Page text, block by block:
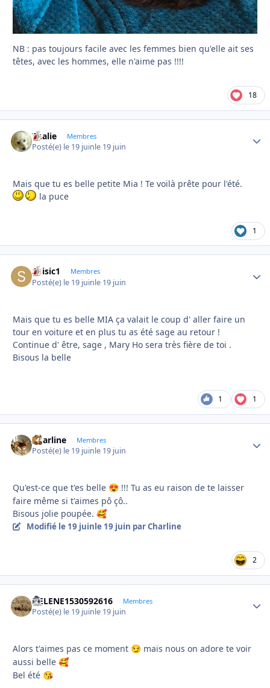
NB : pas toujours facile avec les femmes bien qu'elle ait ses
têtes, avec les hommes, elle n'aime pas !!!!
18
Thalie Membres
Posté(e) le 19 juinle 19 juin
Mais que tu es belle petite Mia ! Te voilà prête pour l'été.
la puce
1
Soisic1 Membres
Posté(e) le 19 juinle 19 juin
Mais que tu es belle MIA ça valait le coup d' aller faire un
tour en voiture et en plus tu as été sage au retour !
Continue d' être, sage , Mary Ho sera très fière de toi .
Bisous la belle
1 1
Charline Membres
Posté(e) le 19 juinle 19 juin
Qu'est-ce que t'es belle 😍 !!! Tu as eu raison de te laisser
faire même si t'aimes pô çô..
Bisous jolie poupée. 🥰
Modifié le 19 juin le 19 juin par Charline
2
HELENE1530592616 Membres
Posté(e) le 19 juinle 19 juin
Alors t'aimes pas ce moment 😏 mais nous on adore te voir
aussi belle 🥰
Bel été 😘